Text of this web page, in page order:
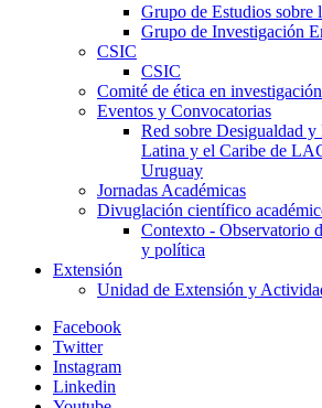
Grupo de Estudios sobre
Grupo de Investigación
CSIC
CSIC
Comité de ética en investigación
Eventos y Convocatorias
Red sobre Desigualdad y
Latina y el Caribe de
Uruguay
Jornadas Académicas
Divuglación científico
Contexto - Observatorio
y política
Extensión
Unidad de Extensión y
Facebook
Twitter
Instagram
Linkedin